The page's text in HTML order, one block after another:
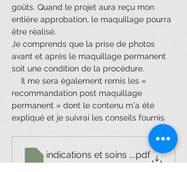
goûts. Quand le projet aura reçu mon
entière approbation, le maquillage pourra
être réalisé.
Je comprends que la prise de photos
avant et après le maquillage permanent
soit une condition de la procédure.
Il me sera également remis les «
recommandation post maquillage
permanent » dont le contenu m'a été
expliqué et je suivrai les conseils fournis.
indications et soins pmu
.pdf
Download PDF • 136KB